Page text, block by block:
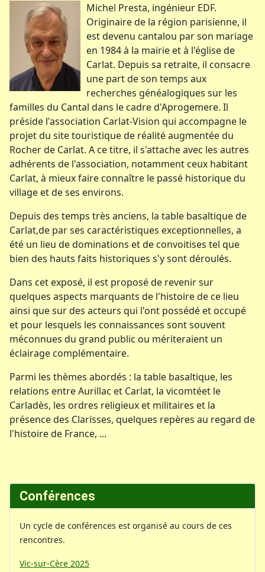
Michel Presta, ingénieur EDF.
Originaire de la région parisienne, il
est devenu cantalou par son mariage
en 1984 à la mairie et à l'église de
Carlat. Depuis sa retraite, il consacre
une part de son temps aux
recherches généalogiques sur les
familles du Cantal dans le cadre d'Aprogemere. Il
préside l'association Carlat-Vision qui accompagne le
projet du site touristique de réalité augmentée du
Rocher de Carlat. A ce titre, il s'attache avec les autres
adhérents de l'association, notamment ceux habitant
Carlat, à mieux faire connaître le passé historique du
village et de ses environs.
Depuis des temps très anciens, la table basaltique de
Carlat,de par ses caractéristiques exceptionnelles, a
été un lieu de dominations et de convoitises tel que
bien des hauts faits historiques s'y sont déroulés.
Dans cet exposé, il est proposé de revenir sur
quelques aspects marquants de l'histoire de ce lieu
ainsi que sur des acteurs qui l'ont possédé et occupé
et pour lesquels les connaissances sont souvent
méconnues du grand public ou mériteraient un
éclairage complémentaire.
Parmi les thèmes abordés : la table basaltique, les
relations entre Aurillac et Carlat, la vicomtéet le
Carladès, les ordres religieux et militaires et la
présence des Clarisses, quelques repères au regard de
l'histoire de France, ...
Conférences
Un cycle de conférences est organisé au cours de ces
rencontres.
Vic-sur-Cère 2025